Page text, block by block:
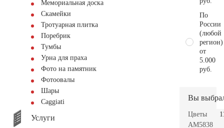
Мемориальная доска
Скамейки
Тротуарная плитка
Поребрик
Тумбы
Урна для праха
Фото на памятник
Фотоовалы
Шары
Сaggiati
Услуги
По
России
(любой
регион)
от
5.000
руб.
Вы
Цветы
AM5838